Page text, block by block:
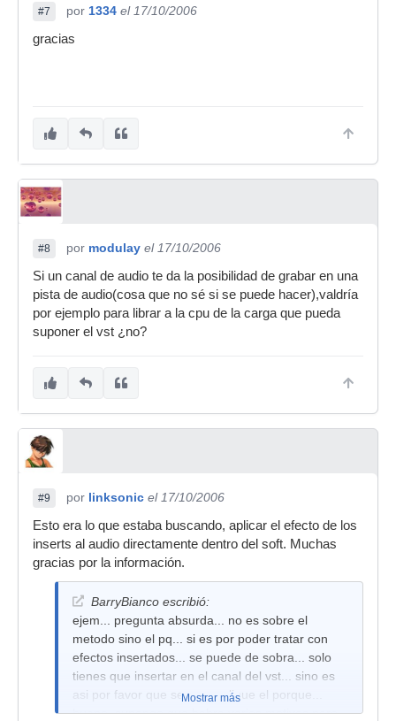
#7 por 1334 el 17/10/2006
gracias
#8 por modulay el 17/10/2006
Si un canal de audio te da la posibilidad de grabar en una
pista de audio(cosa que no sé si se puede hacer),valdría
por ejemplo para librar a la cpu de la carga que pueda
suponer el vst ¿no?
#9 por linksonic el 17/10/2006
Esto era lo que estaba buscando, aplicar el efecto de los
inserts al audio directamente dentro del soft. Muchas
gracias por la información.
BarryBianco escribió:
ejem... pregunta absurda... no es sobre el
metodo sino el pq... si es por poder tratar con
efectos insertados... se puede de sobra... solo
tienes que insertar en el canal del vst... sino es
asi por favor que se me explique el porque...
bueno, supongo que habra varios motivos pero
Mostrar más